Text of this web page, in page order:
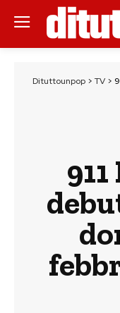
Dituttounpop> TV>